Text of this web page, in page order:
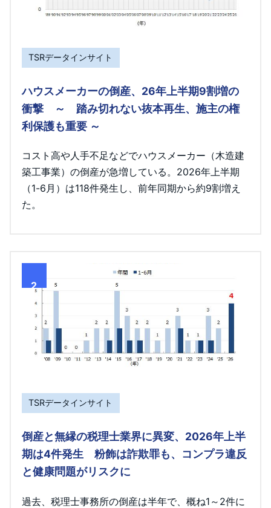
TSRデータインサイト
ハウスメーカーの倒産、26年上半期9割増の
衝撃 ～ 踏み切れない抜本再生、施主の権
利保護も重要 ～
コスト高や人手不足などでハウスメーカー（木造建
築工事業）の倒産が急増している。2026年上半期
（1-6月）は118件発生し、前年同期から約9割増え
た。
2
TSRデータインサイト
倒産と無縁の税理士業界に異変、2026年上半
期は4件発生 粉飾は詐欺罪も、コンプラ違反
と健康問題がリスクに
過去、税理士事務所の倒産は半年で、概ね1～2件に